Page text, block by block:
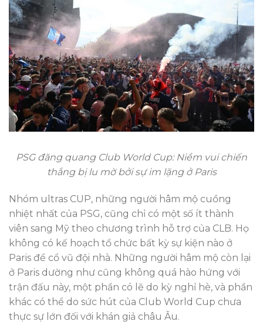
PSG đăng quang Club World Cup: Niềm vui chiến
thắng bị lu mờ bởi sự im lặng ở Paris
Nhóm ultras CUP, những người hâm mộ cuồng
nhiệt nhất của PSG, cũng chỉ có một số ít thành
viên sang Mỹ theo chương trình hỗ trợ của CLB. Họ
không có kế hoạch tổ chức bất kỳ sự kiện nào ở
Paris để cổ vũ đội nhà. Những người hâm mộ còn lại
ở Paris dường như cũng không quá hào hứng với
trận đấu này, một phần có lẽ do kỳ nghỉ hè, và phần
khác có thể do sức hút của Club World Cup chưa
thực sự lớn đối với khán giả châu Âu.